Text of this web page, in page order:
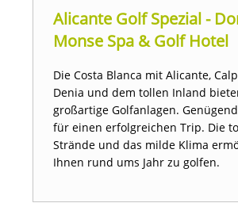
Alicante Golf Spezial -
Monse Spa & Golf Hotel
Die Costa Blanca mit Alicante,
Denia und dem tollen Inland
großartige Golfanlagen.
für einen erfolgreichen Trip. Die
Strände und das milde Klima
Ihnen rund ums Jahr zu golfen.